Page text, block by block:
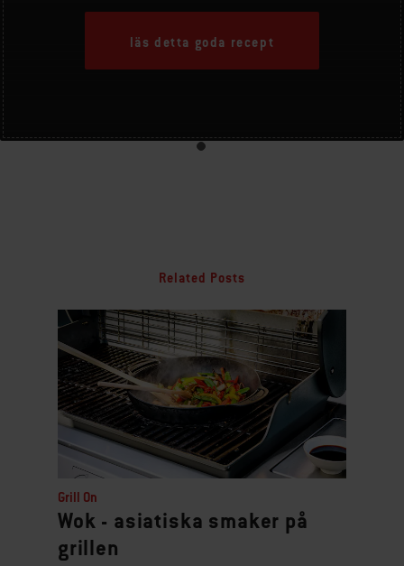
läs detta goda recept
Related Posts
Grill On
Wok - asiatiska smaker på
grillen